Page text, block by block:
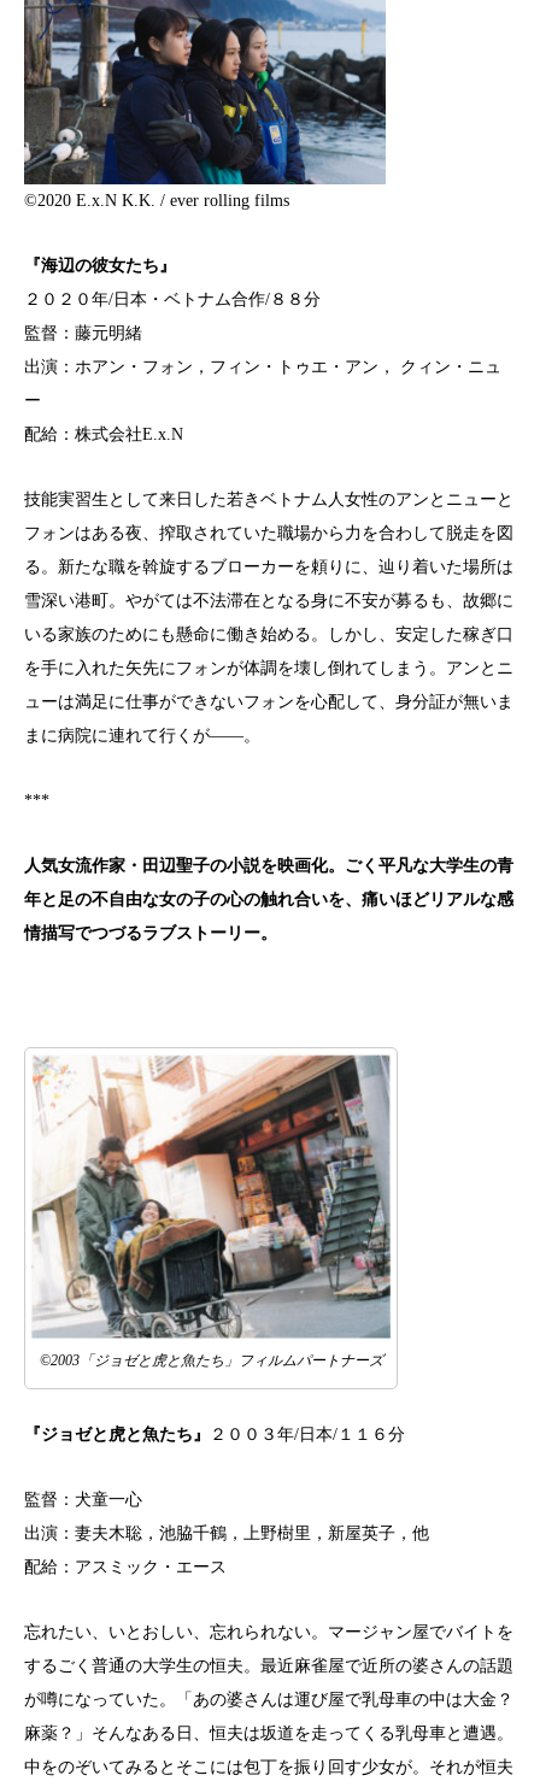
©2020 E.x.N K.K. / ever rolling films
『海辺の彼女たち』
２０２０年/日本・ベトナム合作/８８分
監督：藤元明緒
出演：ホアン・フォン，フィン・トゥエ・アン， クィン・ニュ
ー
配給：株式会社E.x.N
技能実習生として来日した若きベトナム人女性のアンとニューと
フ ォンはある夜、搾取されていた職場から力を合わして脱走を図
る。 新たな職を斡旋するブローカーを頼りに、 辿り着いた場所は
雪深い港町。 やがては不法滞在となる身に不安が募るも、 故郷に
いる家族のためにも懸命に働き始める。しかし、 安定した稼ぎ口
を手に入れた矢先にフォンが体調を壊し倒れてしま う。アンとニ
ューは満足に仕事ができないフォンを心配して、 身分証が無いま
まに病院に連れて行くが——。
***
人気女流作家・田辺聖子の小説を映画化。 ごく平凡な大学生の青
年と足の不自由な女の子の心の触れ合いを、 痛いほどリアルな感
情描写でつづるラブストーリー。
©2003「ジョゼと虎と魚たち」フィルムパートナーズ
『ジョゼと虎と魚たち』 ２００３年/日本/１１６分
監督：犬童一心
出演：妻夫木聡，池脇千鶴，上野樹里，新屋英子，他
配給：アスミック・エース
忘れたい、いとおしい、忘れられない。 マージャン屋でバイトを
するごく普通の大学生の恒夫。 最近麻雀屋で近所の婆さんの話題
が噂になっていた。「 あの婆さんは運び屋で乳母車の中は大金？
麻薬？」そんなある日、恒夫は坂道を走ってくる乳母車と遭遇。
中をのぞいてみるとそこには包丁を振り回す少女が。 それが恒夫